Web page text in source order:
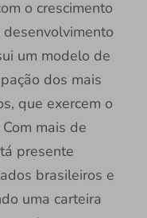
o crescimento
um modelo de
dos mais
que exercem o
mais de
presente
brasileiros e
uma carteira